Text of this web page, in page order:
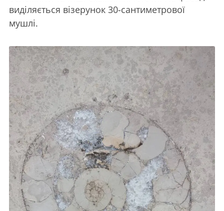
виділяється візерунок 30-сантиметрової
мушлі.